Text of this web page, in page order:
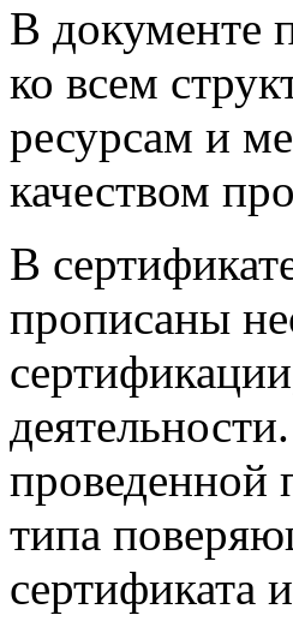
В документе
ко всем
ресурсам и
качеством
В
прописаны
проведенной
типа
сертификата